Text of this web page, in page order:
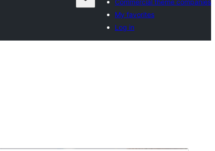
Commercial theme companies
My favorites
Log in